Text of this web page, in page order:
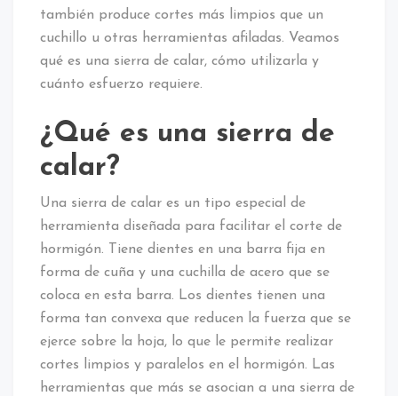
también produce cortes más limpios que un
cuchillo u otras herramientas afiladas. Veamos
qué es una sierra de calar, cómo utilizarla y
cuánto esfuerzo requiere.
¿Qué es una sierra de
calar?
Una sierra de calar es un tipo especial de
herramienta diseñada para facilitar el corte de
hormigón. Tiene dientes en una barra fija en
forma de cuña y una cuchilla de acero que se
coloca en esta barra. Los dientes tienen una
forma tan convexa que reducen la fuerza que se
ejerce sobre la hoja, lo que le permite realizar
cortes limpios y paralelos en el hormigón. Las
herramientas que más se asocian a una sierra de